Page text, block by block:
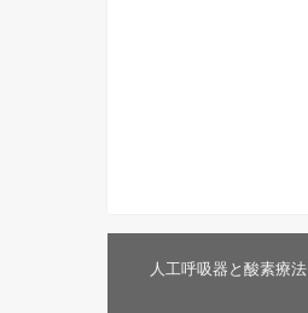
人工呼吸器と酸素療法